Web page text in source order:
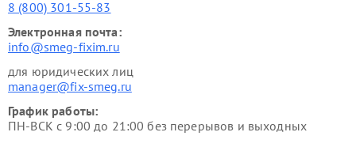
8 (800) 301-55-83
Электронная почта:
info@smeg-fixim.ru
для юридических лиц
manager@fix-smeg.ru
График работы:
ПН-ВСК с 9:00 до 21:00 без перерывов и выходных